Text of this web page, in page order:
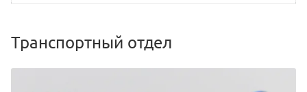
Транспортный отдел